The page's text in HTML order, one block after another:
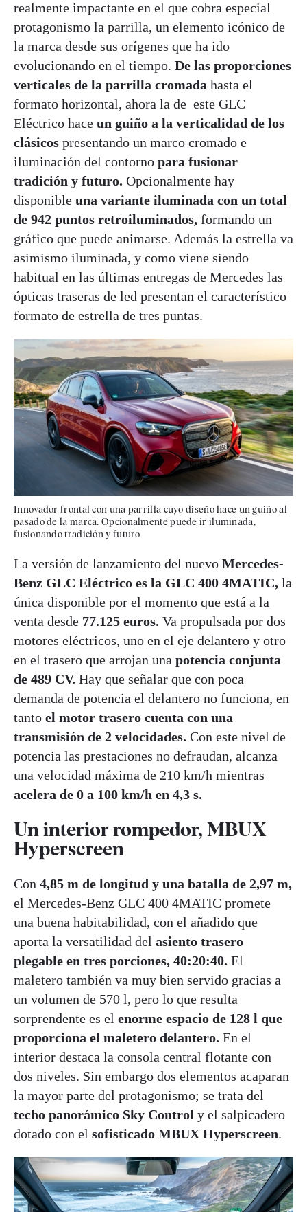
realmente impactante en el que cobra especial
protagonismo la parrilla, un elemento icónico de
la marca desde sus orígenes que ha ido
evolucionando en el tiempo. De las proporciones
verticales de la parrilla cromada hasta el
formato horizontal, ahora la de este GLC
Eléctrico hace un guiño a la verticalidad de los
clásicos presentando un marco cromado e
iluminación del contorno para fusionar
tradición y futuro. Opcionalmente hay
disponible una variante iluminada con un total
de 942 puntos retroiluminados, formando un
gráfico que puede animarse. Además la estrella va
asimismo iluminada, y como viene siendo
habitual en las últimas entregas de Mercedes las
ópticas traseras de led presentan el característico
formato de estrella de tres puntas.
Innovador frontal con una parrilla cuyo diseño hace un guiño al
pasado de la marca. Opcionalmente puede ir iluminada,
fusionando tradición y futuro
La versión de lanzamiento del nuevo Mercedes-
Benz GLC Eléctrico es la GLC 400 4MATIC, la
única disponible por el momento que está a la
venta desde 77.125 euros. Va propulsada por dos
motores eléctricos, uno en el eje delantero y otro
en el trasero que arrojan una potencia conjunta
de 489 CV. Hay que señalar que con poca
demanda de potencia el delantero no funciona, en
tanto el motor trasero cuenta con una
transmisión de 2 velocidades. Con este nivel de
potencia las prestaciones no defraudan, alcanza
una velocidad máxima de 210 km/h mientras
acelera de 0 a 100 km/h en 4,3 s.
Un interior rompedor, MBUX
Hyperscreen
Con 4,85 m de longitud y una batalla de 2,97 m,
el Mercedes-Benz GLC 400 4MATIC promete
una buena habitabilidad, con el añadido que
aporta la versatilidad del asiento trasero
plegable en tres porciones, 40:20:40. El
maletero también va muy bien servido gracias a
un volumen de 570 l, pero lo que resulta
sorprendente es el enorme espacio de 128 l que
proporciona el maletero delantero. En el
interior destaca la consola central flotante con
dos niveles. Sin embargo dos elementos acaparan
la mayor parte del protagonismo; se trata del
techo panorámico Sky Control y el salpicadero
dotado con el sofisticado MBUX Hyperscreen.